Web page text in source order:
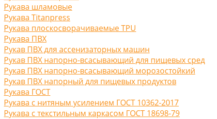
Рукава шламовые
Рукава Titanpress
Рукава плоскосворачиваемые TPU
Рукава ПВХ
Рукав ПВХ для ассенизаторных машин
Рукав ПВХ напорно-всасывающий для пищевых сред
Рукав ПВХ напорно-всасывающий морозостойкий
Рукав ПВХ напорный для пищевых продуктов
Рукава ГОСТ
Рукава с нитяным усилением ГОСТ 10362-2017
Рукава с текстильным каркасом ГОСТ 18698-79